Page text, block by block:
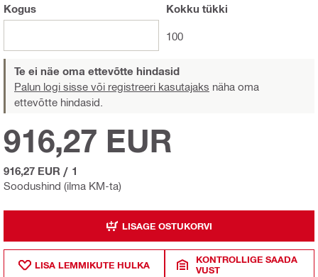
Kogus Kokku tükki
100
Te ei näe oma ettevõtte hindasid
Palun logi sisse või registreeri kasutajaks näha oma
ettevõtte hindasid.
Soodushind (ilma KM-ta)
916,27 EUR
916,27 EUR / 1
LISAGE OSTUKORVI
LISA LEMMIKUTE HULKA
KONTROLLIGE SAADA
VUST